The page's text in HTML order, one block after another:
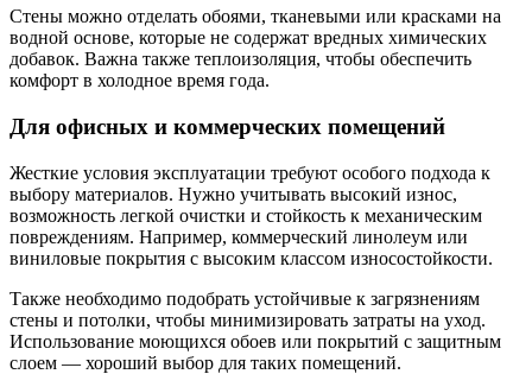
Стены можно отделать обоями, тканевыми или красками на
водной основе, которые не содержат вредных химических
добавок. Важна также теплоизоляция, чтобы обеспечить
комфорт в холодное время года.
Для офисных и коммерческих помещений
Жесткие условия эксплуатации требуют особого подхода к
выбору материалов. Нужно учитывать высокий износ,
возможность легкой очистки и стойкость к механическим
повреждениям. Например, коммерческий линолеум или
виниловые покрытия с высоким классом износостойкости.
Также необходимо подобрать устойчивые к загрязнениям
стены и потолки, чтобы минимизировать затраты на уход.
Использование моющихся обоев или покрытий с защитным
слоем — хороший выбор для таких помещений.